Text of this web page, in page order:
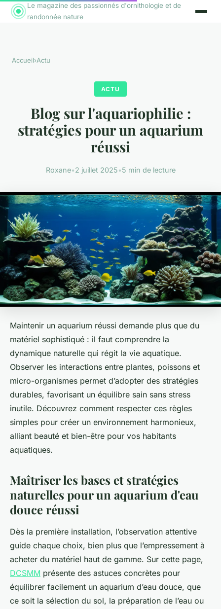
Le magazine des passionnés d'ornithologie et de
randonnée nature
Accueil›Actu
ACTU
Blog sur l'aquariophilie :
stratégies pour un aquarium
réussi
Roxane•2 juillet 2025•5 min de lecture
Maintenir un aquarium réussi demande plus que du
matériel sophistiqué : il faut comprendre la
dynamique naturelle qui régit la vie aquatique.
Observer les interactions entre plantes, poissons et
micro-organismes permet d’adopter des stratégies
durables, favorisant un équilibre sain sans stress
inutile. Découvrez comment respecter ces règles
simples pour créer un environnement harmonieux,
alliant beauté et bien-être pour vos habitants
aquatiques.
Maîtriser les bases et stratégies
naturelles pour un aquarium d'eau
douce réussi
Dès la première installation, l’observation attentive
guide chaque choix, bien plus que l’empressement à
acheter du matériel haut de gamme. Sur cette page,
DCSMM présente des astuces concrètes pour
équilibrer facilement un aquarium d’eau douce, que
ce soit la sélection du sol, la préparation de l’eau ou